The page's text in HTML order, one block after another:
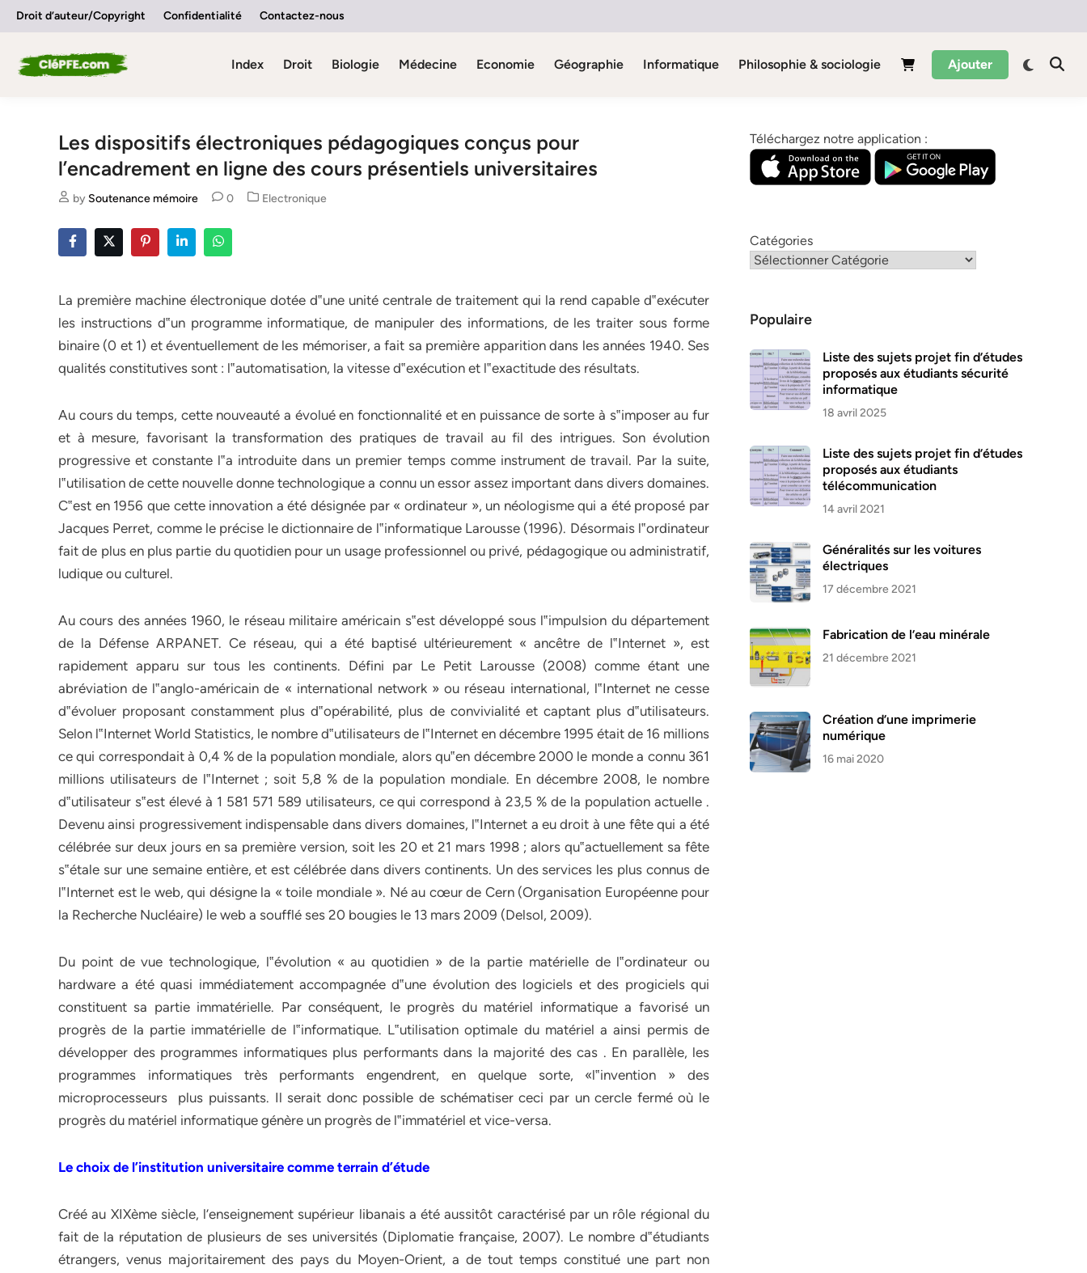
SkipDroit d’auteur/Copyright Confidentialité Contactez-nous
Index Droit Biologie Médecine Economie Géographie Informatique Philosophie & sociologie Ajouter
Les dispositifs électroniques pédagogiques conçus pour
l’encadrement en ligne des cours présentiels universitaires
by Soutenance mémoire 0
Posted
Electronique
La première machine électronique dotée d‟une unité centrale de traitement qui la rend capable d‟exécuter
les instructions d‟un programme informatique, de manipuler des informations, de les traiter sous forme
binaire (0 et 1) et éventuellement de les mémoriser, a fait sa première apparition dans les années 1940. Ses
qualités constitutives sont : l‟automatisation, la vitesse d‟exécution et l‟exactitude des résultats.
Au cours du temps, cette nouveauté a évolué en fonctionnalité et en puissance de sorte à s‟imposer au fur
et à mesure, favorisant la transformation des pratiques de travail au fil des intrigues. Son évolution
progressive et constante l‟a introduite dans un premier temps comme instrument de travail. Par la suite,
l‟utilisation de cette nouvelle donne technologique a connu un essor assez important dans divers domaines.
C‟est en 1956 que cette innovation a été désignée par « ordinateur », un néologisme qui a été proposé par
Jacques Perret, comme le précise le dictionnaire de l‟informatique Larousse (1996). Désormais l‟ordinateur
fait de plus en plus partie du quotidien pour un usage professionnel ou privé, pédagogique ou administratif,
ludique ou culturel.
Au cours des années 1960, le réseau militaire américain s‟est développé sous l‟impulsion du département
de la Défense ARPANET. Ce réseau, qui a été baptisé ultérieurement « ancêtre de l‟Internet », est
rapidement apparu sur tous les continents. Défini par Le Petit Larousse (2008) comme étant une
abréviation de l‟anglo-américain de « international network » ou réseau international, l‟Internet ne cesse
d‟évoluer proposant constamment plus d‟opérabilité, plus de convivialité et captant plus d‟utilisateurs.
Selon l‟Internet World Statistics, le nombre d‟utilisateurs de l‟Internet en décembre 1995 était de 16 millions
ce qui correspondait à 0,4 % de la population mondiale, alors qu‟en décembre 2000 le monde a connu 361
millions utilisateurs de l‟Internet ; soit 5,8 % de la population mondiale. En décembre 2008, le nombre
d‟utilisateur s‟est élevé à 1 581 571 589 utilisateurs, ce qui correspond à 23,5 % de la population actuelle .
Devenu ainsi progressivement indispensable dans divers domaines, l‟Internet a eu droit à une fête qui a été
célébrée sur deux jours en sa première version, soit les 20 et 21 mars 1998 ; alors qu‟actuellement sa fête
s‟étale sur une semaine entière, et est célébrée dans divers continents. Un des services les plus connus de
l‟Internet est le web, qui désigne la « toile mondiale ». Né au cœur de Cern (Organisation Européenne pour
la Recherche Nucléaire) le web a soufflé ses 20 bougies le 13 mars 2009 (Delsol, 2009).
Du point de vue technologique, l‟évolution « au quotidien » de la partie matérielle de l‟ordinateur ou
hardware a été quasi immédiatement accompagnée d‟une évolution des logiciels et des progiciels qui
constituent sa partie immatérielle. Par conséquent, le progrès du matériel informatique a favorisé un
progrès de la partie immatérielle de l‟informatique. L‟utilisation optimale du matériel a ainsi permis de
développer des programmes informatiques plus performants dans la majorité des cas . En parallèle, les
programmes informatiques très performants engendrent, en quelque sorte, «l‟invention » des
microprocesseurs plus puissants. Il serait donc possible de schématiser ceci par un cercle fermé où le
progrès du matériel informatique génère un progrès de l‟immatériel et vice-versa.
Le choix de l’institution universitaire comme terrain d’étude
Créé au XIXème siècle, l’enseignement supérieur libanais a été aussitôt caractérisé par un rôle régional du
fait de la réputation de plusieurs de ses universités (Diplomatie française, 2007). Le nombre d‟étudiants
étrangers, venus majoritairement des pays du Moyen-Orient, a de tout temps constitué une part non
Téléchargez notre application :
Catégories
Populaire
Liste des sujets projet fin d’études
proposés aux étudiants sécurité
informatique
18 avril 2025
Liste des sujets projet fin d’études
proposés aux étudiants
télécommunication
14 avril 2021
Généralités sur les voitures
électriques
17 décembre 2021
Fabrication de l’eau minérale
21 décembre 2021
Création d’une imprimerie
numérique
16 mai 2020